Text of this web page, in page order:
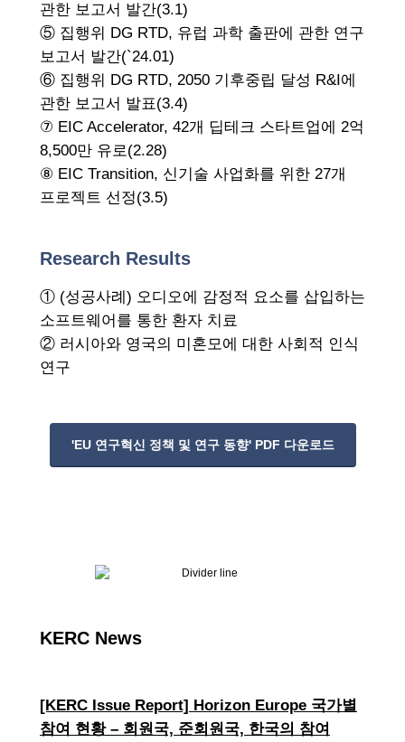
관한 보고서 발간(3.1)
⑤ 집행위 DG RTD, 유럽 과학 출판에 관한 연구
보고서 발간(`24.01)
⑥ 집행위 DG RTD, 2050 기후중립 달성 R&I에
관한 보고서 발표(3.4)
⑦ EIC Accelerator, 42개 딥테크 스타트업에 2억
8,500만 유로(2.28)
⑧ EIC Transition, 신기술 사업화를 위한 27개
프로젝트 선정(3.5)
Research Results
① (성공사례) 오디오에 감정적 요소를 삽입하는
소프트웨어를 통한 환자 치료
② 러시아와 영국의 미혼모에 대한 사회적 인식
연구
'EU 연구혁신 정책 및 연구 동향' PDF 다운로드
KERC News
[KERC Issue Report] Horizon Europe 국가별
참여 현황 – 회원국, 준회원국, 한국의 참여